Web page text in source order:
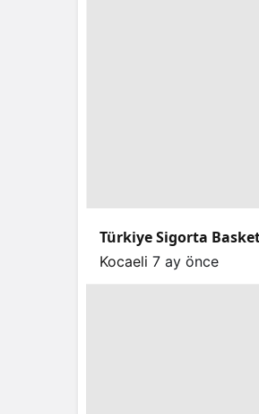
Türkiye Sigorta
Kocaeli 7 ay önce